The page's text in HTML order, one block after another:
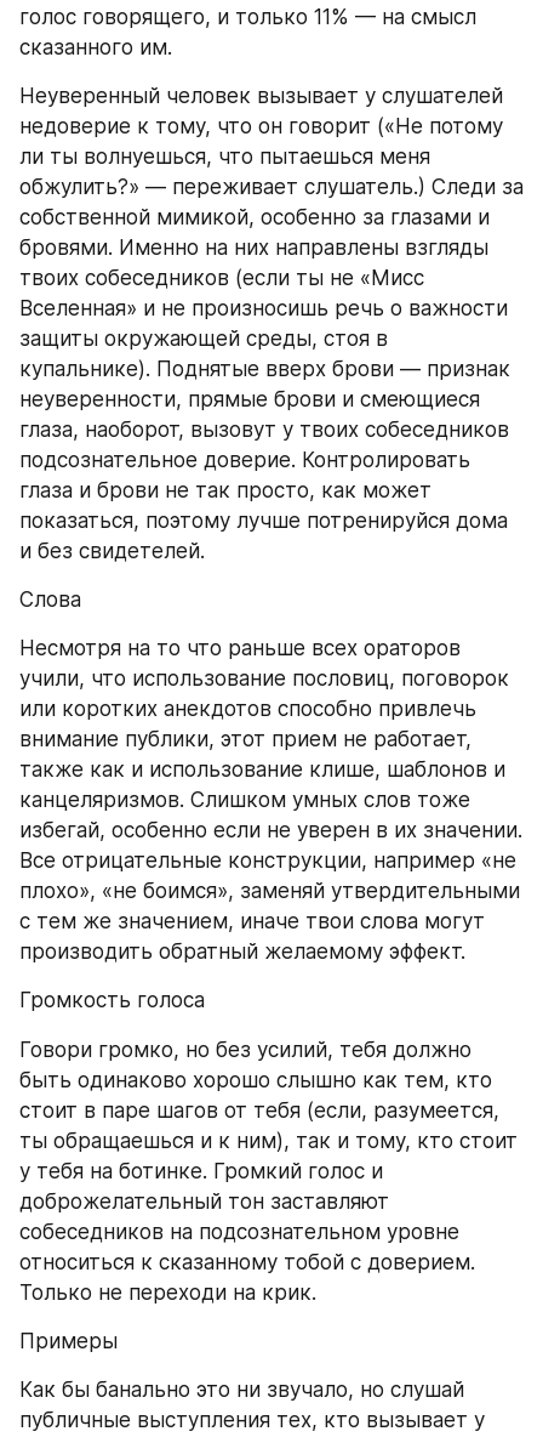
голос говорящего, и только 11% — на смысл
сказанного им.
Неуверенный человек вызывает у слушателей
недоверие к тому, что он говорит («Не потому
ли ты волнуешься, что пытаешься меня
обжулить?» — переживает слушатель.) Следи за
собственной мимикой, особенно за глазами и
бровями. Именно на них направлены взгляды
твоих собеседников (если ты не «Мисс
Вселенная» и не произносишь речь о важности
защиты окружающей среды, стоя в
купальнике). Поднятые вверх брови — признак
неуверенности, прямые брови и смеющиеся
глаза, наоборот, вызовут у твоих собеседников
подсознательное доверие. Контролировать
глаза и брови не так просто, как может
показаться, поэтому лучше потренируйся дома
и без свидетелей.
Слова
Несмотря на то что раньше всех ораторов
учили, что использование пословиц, поговорок
или коротких анекдотов способно привлечь
внимание публики, этот прием не работает,
также как и использование клише, шаблонов и
канцеляризмов. Слишком умных слов тоже
избегай, особенно если не уверен в их значении.
Все отрицательные конструкции, например «не
плохо», «не боимся», заменяй утвердительными
с тем же значением, иначе твои слова могут
производить обратный желаемому эффект.
Громкость голоса
Говори громко, но без усилий, тебя должно
быть одинаково хорошо слышно как тем, кто
стоит в паре шагов от тебя (если, разумеется,
ты обращаешься и к ним), так и тому, кто стоит
у тебя на ботинке. Громкий голос и
доброжелательный тон заставляют
собеседников на подсознательном уровне
относиться к сказанному тобой с доверием.
Только не переходи на крик.
Примеры
Как бы банально это ни звучало, но слушай
публичные выступления тех, кто вызывает у